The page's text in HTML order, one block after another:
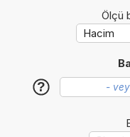
Ölçü
?